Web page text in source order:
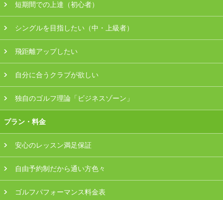
短期間での上達（初心者）
シングルを目指したい（中・上級者）
飛距離アップしたい
自分に合うクラブが欲しい
独自のゴルフ理論「ビジネスゾーン」
プラン・料金
安心のレッスン満足保証
自由予約制だから通い方色々
ゴルフパフォーマンス料金表